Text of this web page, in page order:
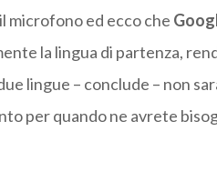
microfono ed ecco che
la lingua di partenza,
lingue – conclude – non
per quando ne avrete